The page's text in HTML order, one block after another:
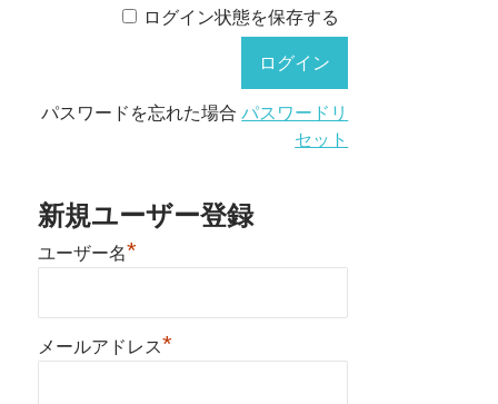
ログイン状態を保存する
パスワードを忘れた場合パスワードリ
セット
新規ユーザー登録
ユーザー名*
メールアドレス*